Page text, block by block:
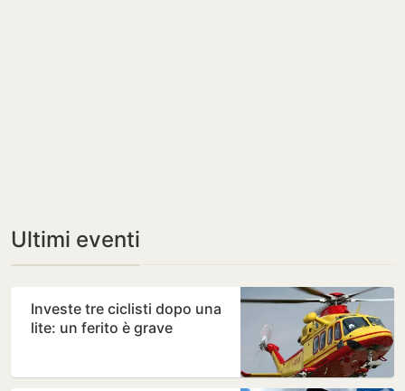
Ultimi eventi
Investe tre ciclisti dopo una
lite: un ferito è grave